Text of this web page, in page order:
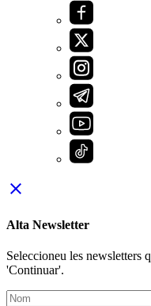
close
Alta Newsletter
Seleccioneu les newsletters
'Continuar'.